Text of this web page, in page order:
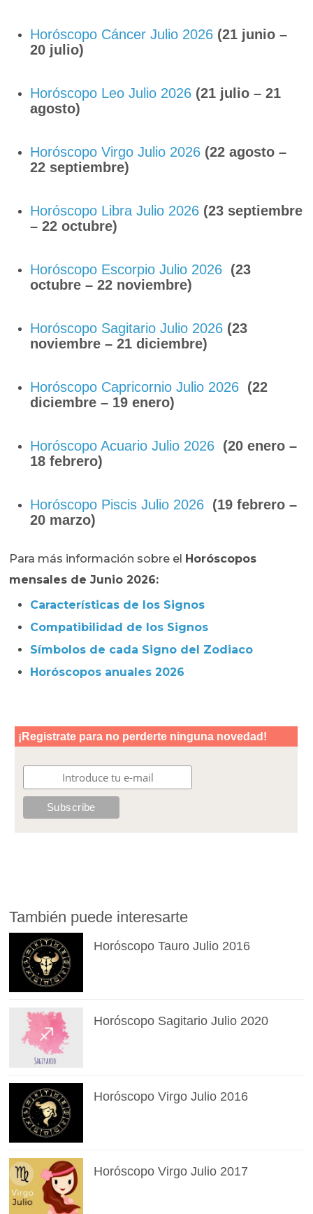
Horóscopo Cáncer Julio 2026 (21 junio –
20 julio)
Horóscopo Leo Julio 2026 (21 julio – 21
agosto)
Horóscopo Virgo Julio 2026 (22 agosto –
22 septiembre)
Horóscopo Libra Julio 2026 (23 septiembre
– 22 octubre)
Horóscopo Escorpio Julio 2026 (23
octubre – 22 noviembre)
Horóscopo Sagitario Julio 2026 (23
noviembre – 21 diciembre)
Horóscopo Capricornio Julio 2026 (22
diciembre – 19 enero)
Horóscopo Acuario Julio 2026 (20 enero –
18 febrero)
Horóscopo Piscis Julio 2026 (19 febrero –
20 marzo)
Para más información sobre el Horóscopos
mensales de Junio 2026:
Características de los Signos
Compatibilidad de los Signos
Símbolos de cada Signo del Zodiaco
Horóscopos anuales 2026
También puede interesarte
Horóscopo Tauro Julio 2016
Horóscopo Sagitario Julio 2020
Horóscopo Virgo Julio 2016
Horóscopo Virgo Julio 2017